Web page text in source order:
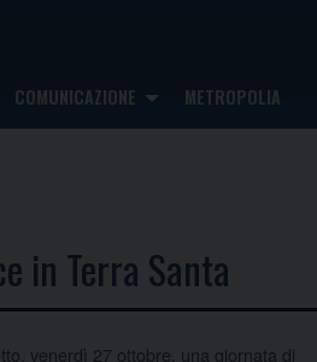
COMUNICAZIONE METROPOLIA
in Terra Santa
venerdì 27 ottobre, una giornata di